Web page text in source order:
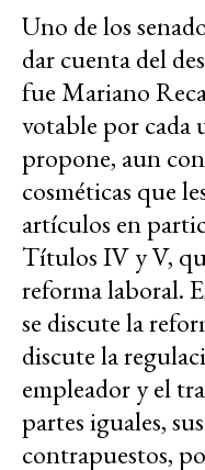
Uno de los
dar cuenta del
fue Mariano
votable por cada
propone, aun
cosméticas que
artículos en
Títulos IV y V,
reforma laboral.
se discute la
discute la
empleador y el
partes iguales,
contrapuestos,